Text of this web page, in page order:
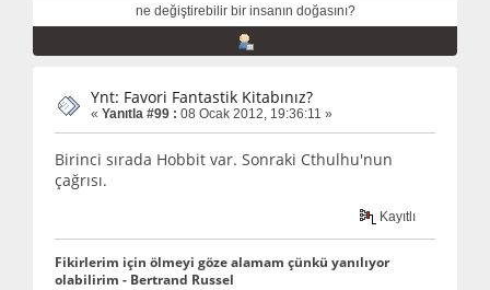
ne değiştirebilir bir insanın doğasını?
Ynt: Favori Fantastik Kitabınız?
« Yanıtla #99 : 08 Ocak 2012, 19:36:11 »
Birinci sırada Hobbit var. Sonraki Cthulhu'nun
çağrısı.
Kayıtlı
Fikirlerim için ölmeyi göze alamam çünkü yanılıyor
olabilirim - Bertrand Russel